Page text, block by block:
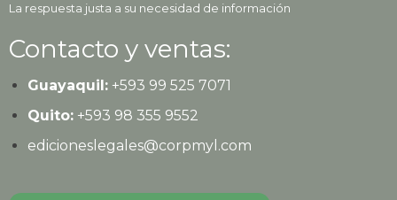
La respuesta justa a su necesidad de información
Contacto y ventas:
Guayaquil:+593 99 525 7071
Quito:+593 98 355 9552
edicioneslegales@corpmyl.com